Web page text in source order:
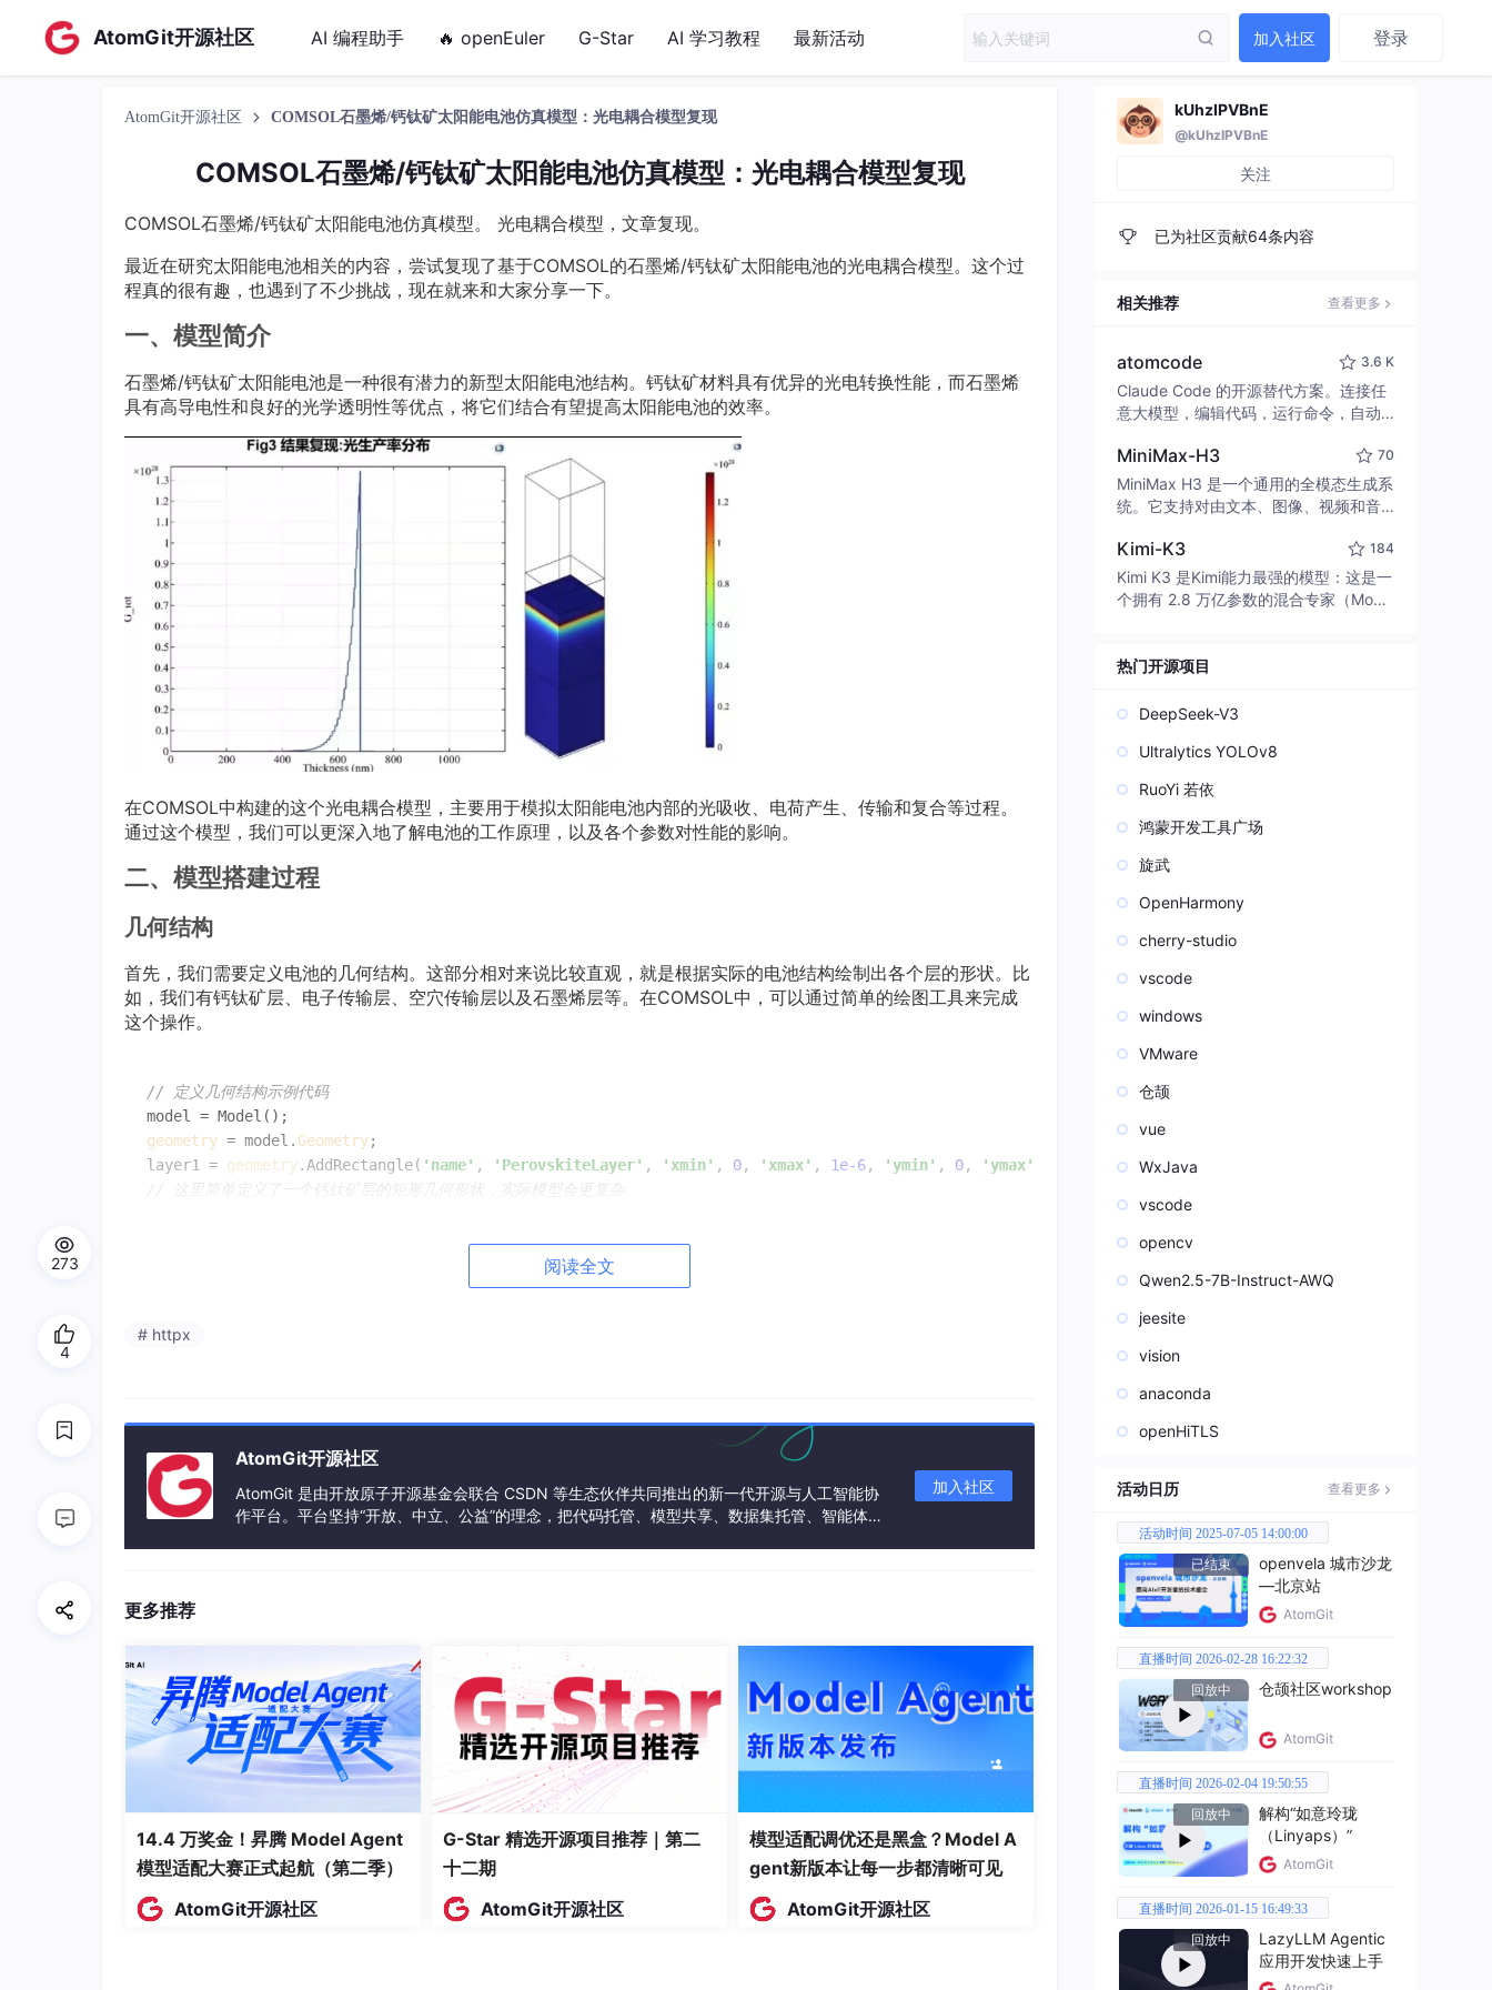
AtomGit开源社区 AI 编程助手 🔥 openEuler G-Star AI 学习教程 最新活动 加入社区 登录
AtomGit开源社区 COMSOL石墨烯/钙钛矿太阳能电池仿真模型：光电耦合模型复现
COMSOL石墨烯/钙钛矿太阳能电池仿真模型：光电耦合模型复现
COMSOL石墨烯/钙钛矿太阳能电池仿真模型。 光电耦合模型，文章复现。
最近在研究太阳能电池相关的内容，尝试复现了基于COMSOL的石墨烯/钙钛矿太阳能电池的光电耦合模型。这个过
程真的很有趣，也遇到了不少挑战，现在就来和大家分享一下。
一、模型简介
石墨烯/钙钛矿太阳能电池是一种很有潜力的新型太阳能电池结构。钙钛矿材料具有优异的光电转换性能，而石墨烯
具有高导电性和良好的光学透明性等优点，将它们结合有望提高太阳能电池的效率。
在COMSOL中构建的这个光电耦合模型，主要用于模拟太阳能电池内部的光吸收、电荷产生、传输和复合等过程。
通过这个模型，我们可以更深入地了解电池的工作原理，以及各个参数对性能的影响。
二、模型搭建过程
几何结构
首先，我们需要定义电池的几何结构。这部分相对来说比较直观，就是根据实际的电池结构绘制出各个层的形状。比
如，我们有钙钛矿层、电子传输层、空穴传输层以及石墨烯层等。在COMSOL中，可以通过简单的绘图工具来完成
这个操作。
// 定义几何结构示例代码
geometry = model. Geometry;
layer1 = geometry.AddRectangle( 'name' , 'PerovskiteLayer' , 'xmin' , 0, 'xmax' , 1e-6, 'ymin' , 0, 'ymax'
// 这里简单定义了一个钙钛矿层的矩形几何形状，实际模型会更复杂
// 电磁波传播物理场设置示例代码 .ElectromagneticWaves; emw.PropagationDomain = {'al
l'}; emw.ModeSelection ='Frequency domain'; emw.Frequency =500e12;// 假设光频率为500THz // 这
里设置了电磁波传播的基本属性，包括传播域、模式选择和频率等
对于钙钛矿层等半导体材料，要设置载流子的产生、复合和传输等过程。这涉及到一些复杂的物理方程。
// 半导体物理场设置示例代码sem = model.Semiconductor; sem.
nerationRecombination ='Radiative and Auger'; sem.Mobility ='Constant'; sem.ElectronMobility =0.
1;// 假设电子迁移率为0.1 m^2/(V*s) // 这里设置了半导体物理在钙钛矿层的相关参数，如产生复合机制、迁
移率等
边界条件
合理设置边界条件也很重要。比如，在电池的边界处，光的反射、透射情况，以及载流子的注入和提取等。
阅读全文
# httpx
AtomGit开源社区
AtomGit 是由开放原子开源基金会联合 CSDN 等生态伙伴共同推出的新一代开源与人工智能协
作平台。平台坚持“开放、中立、公益”的理念，把代码托管、模型共享、数据集托管、智能体开
加入社区
更多推荐
14.4 万奖金！昇腾 Model Agent
模型适配大赛正式起航（第二季）
AtomGit开源社区
G-Star 精选开源项目推荐｜第二
十二期
AtomGit开源社区
模型适配调优还是黑盒？Model A
gent新版本让每一步都清晰可见
AtomGit开源社区
273
4
kUhzIPVBnE
@kUhzIPVBnE
关注
已为社区贡献64条内容
相关推荐 查看更多
atomcode 3.6 K
Claude Code 的开源替代方案。连接任
意大模型，编辑代码，运行命令，自动
致性能。 ｜ An open-source alternativ
e to Claude Code. Connect any LLM,
edit code, run commands, and verify
MiniMax-H3 70
MiniMax H3 是一个通用的全模态生成系
统。它支持对由文本、图像、视频和音
并能生成分辨率高达 2K、时长可达 15
秒的带原生立体声音频的视频。得益于
面向任务泛化的系统设计，H3 在预训练
模态指令。
Kimi-K3 184
Kimi K3 是Kimi能力最强的模型：这是一
个拥有 2.8 万亿参数的混合专家（Mo
热门开源项目
DeepSeek-V3
Ultralytics YOLOv8
RuoYi 若依
鸿蒙开发工具广场
旋武
OpenHarmony
cherry-studio
vscode
windows
VMware
仓颉
vue
WxJava
vscode
opencv
Qwen2.5-7B-Instruct-AWQ
jeesite
vision
anaconda
openHiTLS
活动日历 查看更多
活动时间 2025-07-05 14:00:00
已结束
openvela 城市沙龙
—北京站
AtomGit
直播时间 2026-02-28 16:22:32
回放中
仓颉社区workshop
AtomGit
直播时间 2026-02-04 19:50:55
回放中
解构“如意玲珑
（Linyaps）”
AtomGit
直播时间 2026-01-15 16:49:33
回放中
LazyLLM Agentic
应用开发快速上手